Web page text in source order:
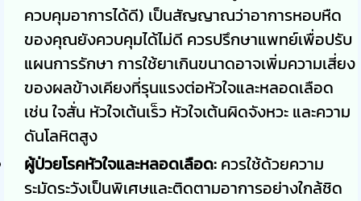
ควบคุมอาการได้ดี) เป็นสัญญาณว่าอาการหอบหืด
ของคุณยังควบคุมได้ไม่ดี ควรปรึกษาแพทย์เพื่อปรับ
แผนการรักษา การใช้ยาเกินขนาดอาจเพิ่มความเสี่ยง
ของผลข้างเคียงที่รุนแรงต่อหัวใจและหลอดเลือด
เช่น ใจสั่น หัวใจเต้นเร็ว หัวใจเต้นผิดจังหวะ และความ
ดันโลหิตสูง
ผู้ป่วยโรคหัวใจและหลอดเลือด: ควรใช้ด้วยความ
ระมัดระวังเป็นพิเศษและติดตามอาการอย่างใกล้ชิด